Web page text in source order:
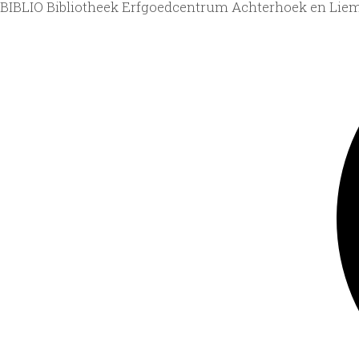
BIBLIO Bibliotheek Erfgoedcentrum Achterhoek en